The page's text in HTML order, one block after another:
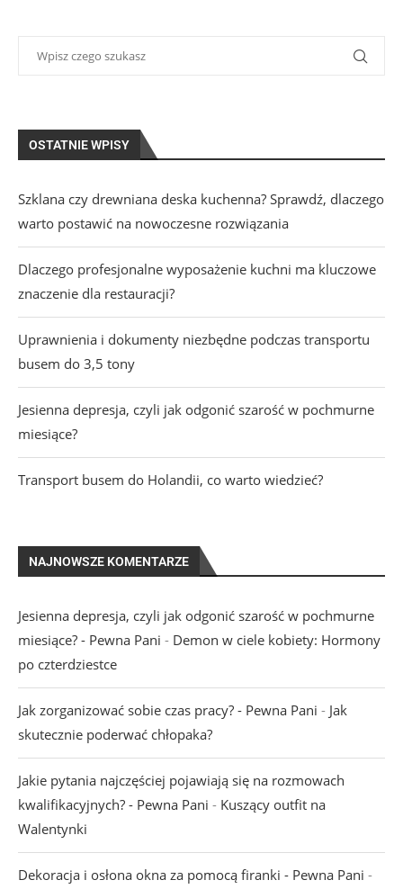
OSTATNIE WPISY
Szklana czy drewniana deska kuchenna? Sprawdź, dlaczego
warto postawić na nowoczesne rozwiązania
Dlaczego profesjonalne wyposażenie kuchni ma kluczowe
znaczenie dla restauracji?
Uprawnienia i dokumenty niezbędne podczas transportu
busem do 3,5 tony
Jesienna depresja, czyli jak odgonić szarość w pochmurne
miesiące?
Transport busem do Holandii, co warto wiedzieć?
NAJNOWSZE KOMENTARZE
Jesienna depresja, czyli jak odgonić szarość w pochmurne
miesiące? - Pewna Pani - Demon w ciele kobiety: Hormony
po czterdziestce
Jak zorganizować sobie czas pracy? - Pewna Pani - Jak
skutecznie poderwać chłopaka?
Jakie pytania najczęściej pojawiają się na rozmowach
kwalifikacyjnych? - Pewna Pani - Kuszący outfit na
Walentynki
Dekoracja i osłona okna za pomocą firanki - Pewna Pani -